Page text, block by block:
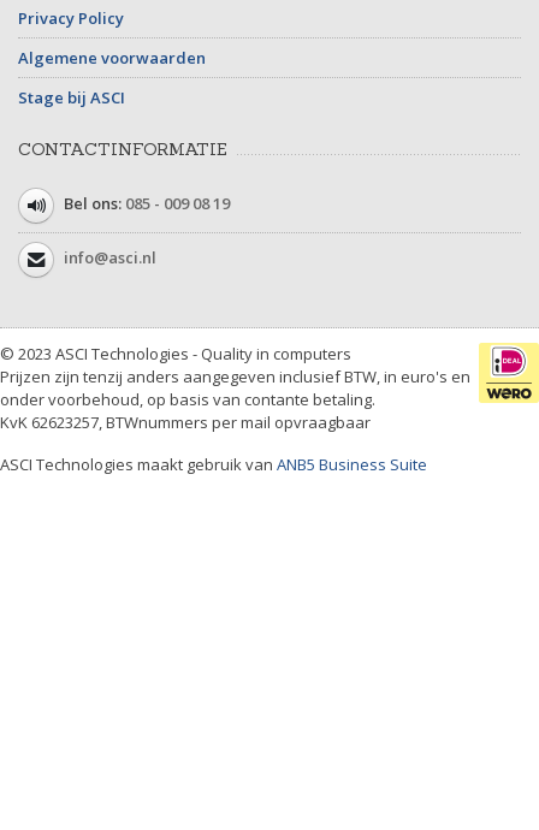
Privacy Policy
Algemene voorwaarden
Stage bij ASCI
CONTACTINFORMATIE
Bel ons: 085 - 009 08 19
info@asci.nl
© 2023 ASCI Technologies - Quality in computers
Prijzen zijn tenzij anders aangegeven inclusief BTW, in euro's en
onder voorbehoud, op basis van contante betaling.
KvK 62623257, BTWnummers per mail opvraagbaar
ASCI Technologies maakt gebruik van ANB5 Business Suite